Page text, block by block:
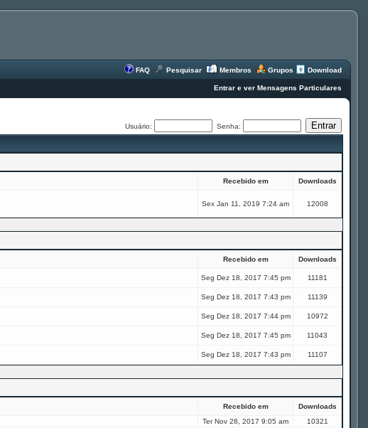
FAQ Pesquisar Membros Grupos Download
Entrar e ver Mensagens Particulares
Usuário: Senha:
Recebido em
Downloads
Sex Jan 11, 2019 7:24 am 12008
Recebido em
Downloads
Seg Dez 18, 2017 7:45 pm
11181
Seg Dez 18, 2017 7:43 pm
11139
Seg Dez 18, 2017 7:44 pm
10972
Seg Dez 18, 2017 7:45 pm
11043
Seg Dez 18, 2017 7:43 pm 11107
Recebido em
Downloads
Ter Nov 28, 2017 9:05 am
10321